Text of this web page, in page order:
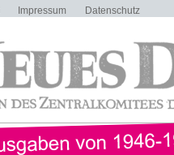
Impressum Datenschutz